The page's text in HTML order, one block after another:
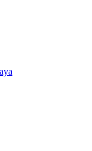
– Body Repair